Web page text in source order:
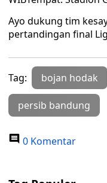
Ayo dukung tim
pertandingan final
Tag: bojan hodak
persib bandung
0 Komentar